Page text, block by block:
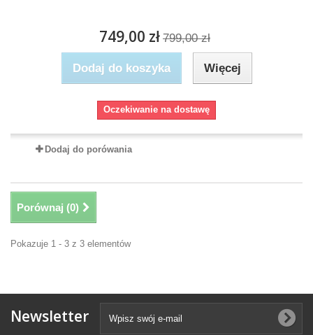
749,00 zł 799,00 zł
Dodaj do koszyka Więcej
Oczekiwanie na dostawę
Dodaj do porówania
Porównaj (0)
Pokazuje 1 - 3 z 3 elementów
Newsletter